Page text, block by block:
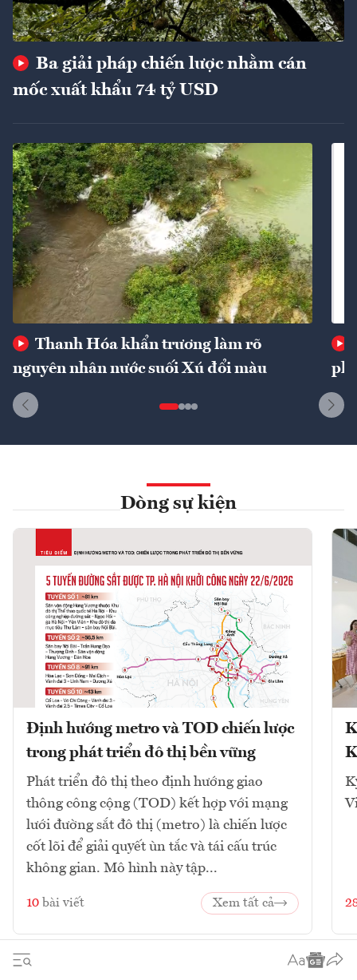
Ba giải pháp chiến lược nhằm cán
mốc xuất khẩu 74 tỷ USD
Thanh Hóa khẩn trương làm rõ
nguyên nhân nước suối Xú đổi màu
phí
Dòng sự kiện
Định hướng metro và TOD chiến lược
trong phát triển đô thị bền vững
Phát triển đô thị theo định hướng giao
thông công cộng (TOD) kết hợp với mạng
lưới đường sắt đô thị (metro) là chiến lược
cốt lõi để giải quyết ùn tắc và tái cấu trúc
không gian. Mô hình này tập...
10 bài viết Xem tất cả